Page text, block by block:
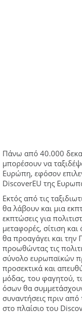
Πάνω από 40.000
μπορέσουν να
Ευρώπη, εφόσον
DiscoverEU της
Εκτός από τις
θα λάβουν και μια
εκπτώσεις για
μεταφορές, σίτιση
θα προαγάγει και την
προωθώντας τις
σύνολο ευρωπαϊκών
προσεκτικά και
μόδας, του φαγητού,
όσων θα
συναντήσεις πριν
στο πλαίσιο του